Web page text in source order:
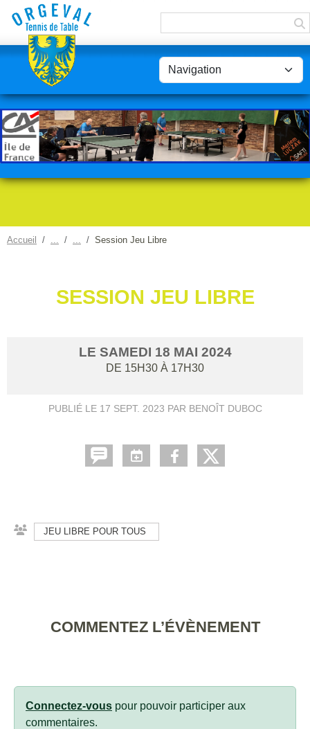
Accueil Session Jeu Libre
SESSION JEU LIBRE
LE SAMEDI 18 MAI 2024
DE 15H30 À 17H30
PUBLIÉ LE 17 SEPT. 2023 PAR BENOÎT DUBOC
JEU LIBRE POUR TOUS
COMMENTEZ L’ÉVÈNEMENT
Connectez-vous pour pouvoir participer aux
commentaires.
Panneau de gestion des cookies